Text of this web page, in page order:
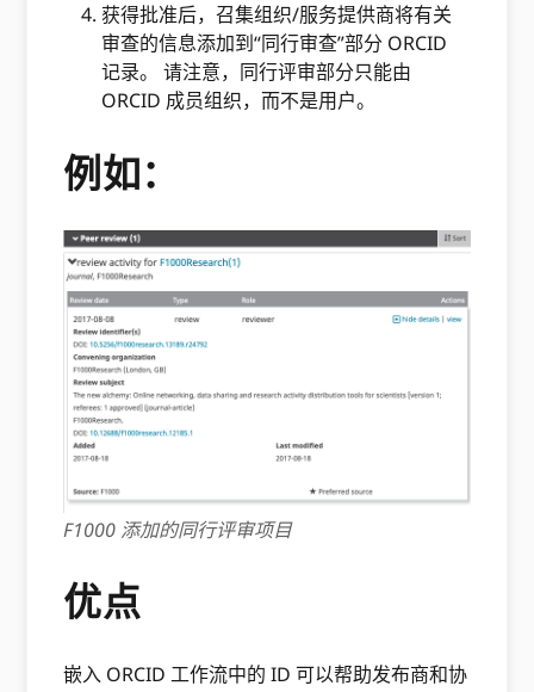
获得批准后，召集组织/服务提供商将有关
审查的信息添加到“同行审查”部分 ORCID
记录。 请注意，同行评审部分只能由
ORCID 成员组织，而不是用户。
例如：
F1000 添加的同行评审项目
优点
嵌入 ORCID 工作流中的 ID 可以帮助发布商和协